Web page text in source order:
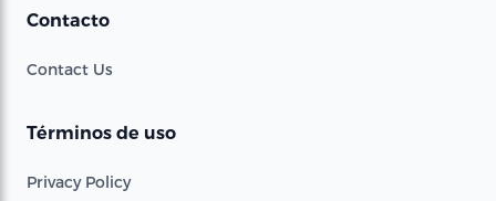
Contacto
Contact Us
Términos de uso
Privacy Policy